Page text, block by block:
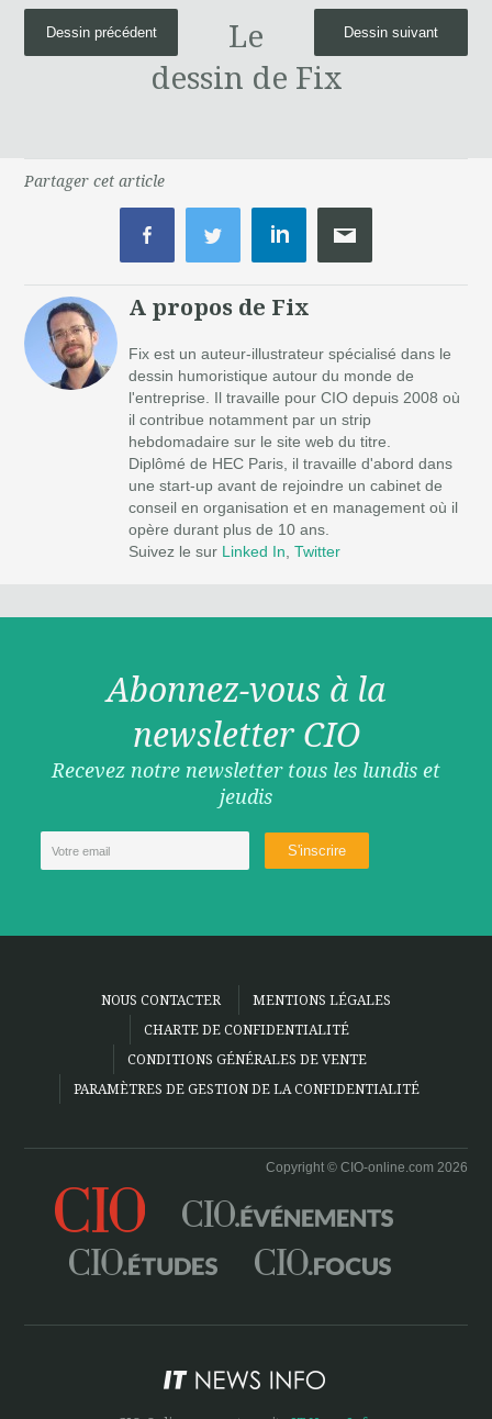
Dessin suivant
Dessin précédent
Le
dessin de Fix
Partager cet article
A propos de Fix
Fix est un auteur-illustrateur spécialisé dans le
dessin humoristique autour du monde de
l'entreprise. Il travaille pour CIO depuis 2008 où
il contribue notamment par un strip
hebdomadaire sur le site web du titre.
Diplômé de HEC Paris, il travaille d'abord dans
une start-up avant de rejoindre un cabinet de
conseil en organisation et en management où il
opère durant plus de 10 ans.
Suivez le sur Linked In ,Twitter
Abonnez-vous à la
newsletter CIO
Recevez notre newsletter tous les lundis et
jeudis
NOUS CONTACTER
MENTIONS LÉGALES
CHARTE DE CONFIDENTIALITÉ
CONDITIONS GÉNÉRALES DE VENTE
PARAMÈTRES DE GESTION DE LA CONFIDENTIALITÉ
Copyright © CIO-online.com 2026